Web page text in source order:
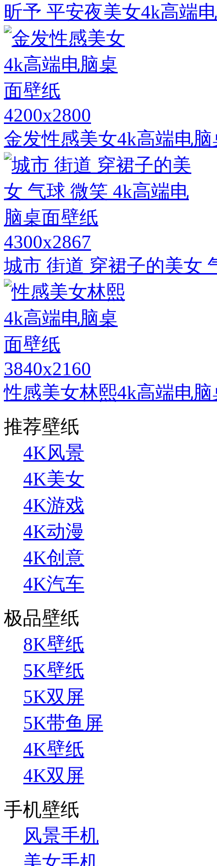
昕予 平安夜美女4k高端
4200x2800
金发性感美女4k高端电
4300x2867
城市 街道 穿裙子的美女
3840x2160
性感美女林熙4k高端电
推荐壁纸
4K风景
4K美女
4K游戏
4K动漫
4K创意
4K汽车
极品壁纸
8K壁纸
5K壁纸
5K双屏
5K带鱼屏
4K壁纸
4K双屏
手机壁纸
风景手机